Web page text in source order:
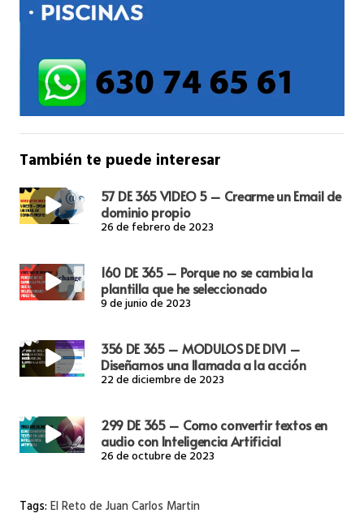
También te puede interesar
57 DE 365 VIDEO 5 – Crearme un Email de
dominio propio
26 de febrero de 2023
160 DE 365 – Porque no se cambia la
plantilla que he seleccionado
9 de junio de 2023
356 DE 365 – MODULOS DE DIVI –
Diseñamos una llamada a la acción
22 de diciembre de 2023
299 DE 365 – Como convertir textos en
audio con Inteligencia Artificial
26 de octubre de 2023
Tags:El Reto de Juan Carlos Martin